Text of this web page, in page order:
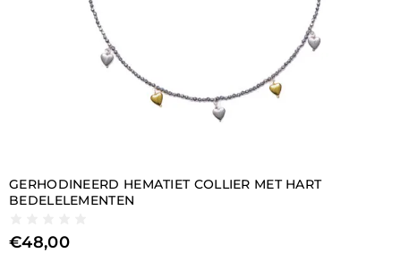
GERHODINEERD HEMATIET COLLIER MET HART
BEDELELEMENTEN
€48,00